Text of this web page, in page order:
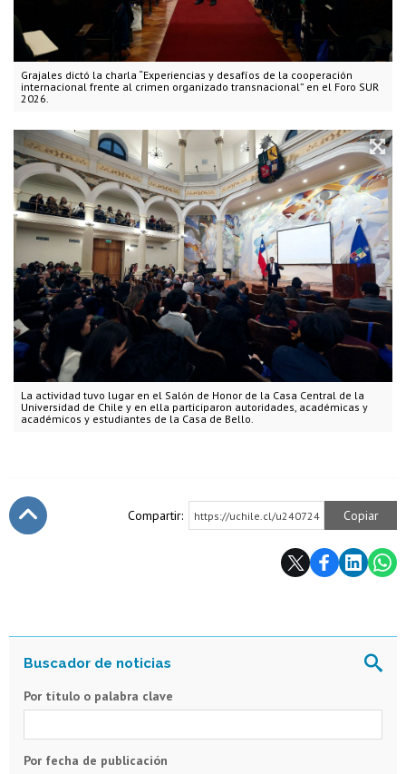
Grajales dictó la charla “Experiencias y desafíos de la cooperación
internacional frente al crimen organizado transnacional” en el Foro SUR
2026.
La actividad tuvo lugar en el Salón de Honor de la Casa Central de la
Universidad de Chile y en ella participaron autoridades, académicas y
académicos y estudiantes de la Casa de Bello.
Compartir: https://uchile.cl/u240724 Copiar
Por título o palabra clave